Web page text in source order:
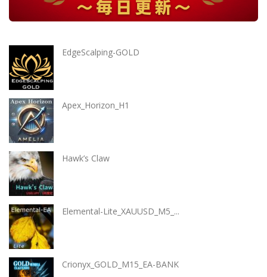
EdgeScalping-GOLD
Apex_Horizon_H1
Hawk’s Claw
Elemental-Lite_XAUUSD_M5_...
Crionyx_GOLD_M15_EA-BANK